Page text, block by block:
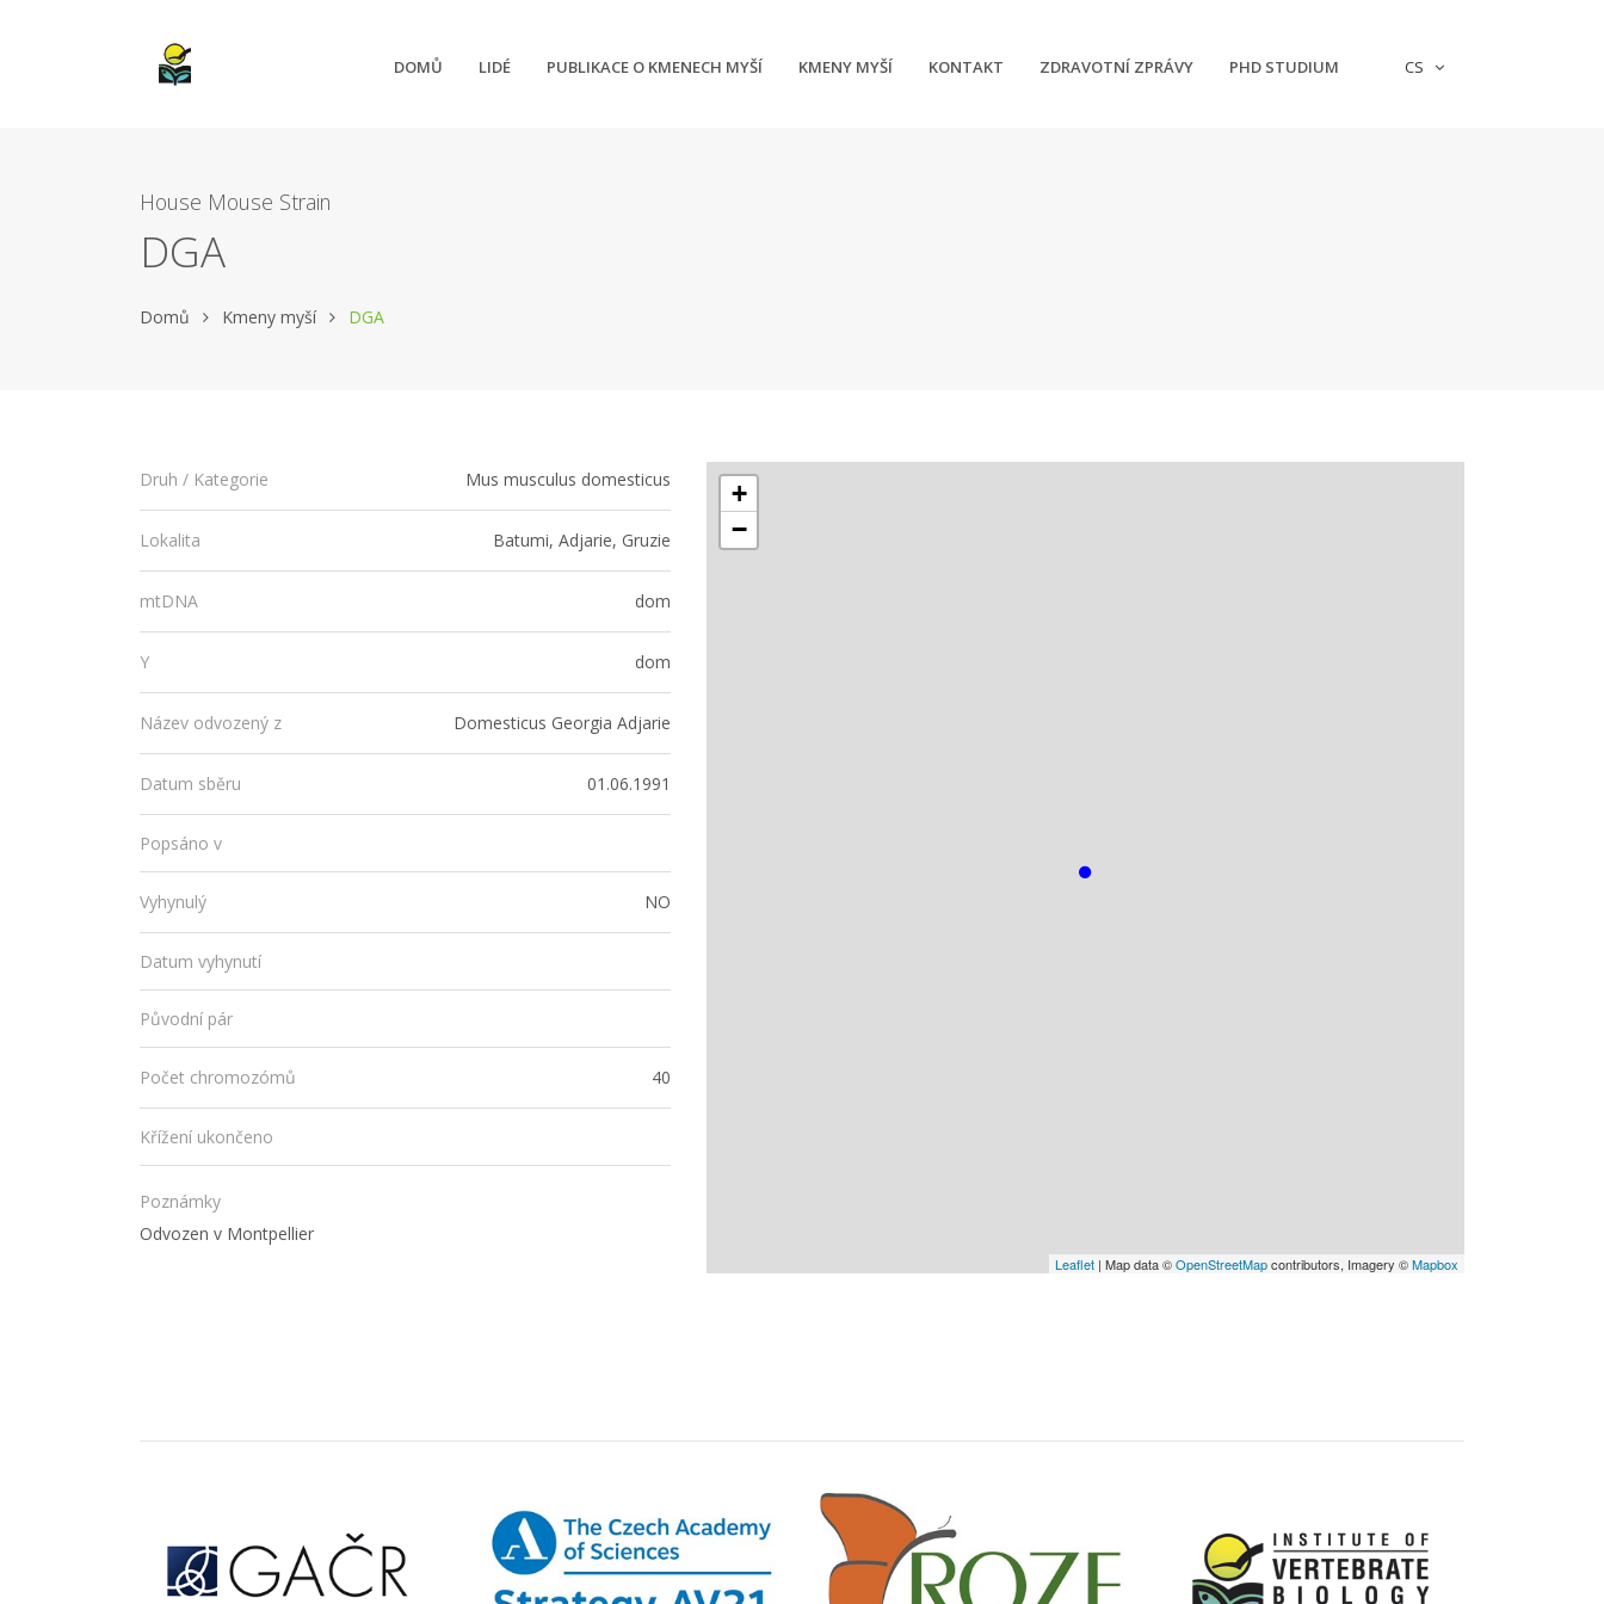
DOMŮ LIDÉ PUBLIKACE O KMENECH MYŠÍ KMENY MYŠÍ KONTAKT ZDRAVOTNÍ ZPRÁVY PHD STUDIUM CS
House Mouse Strain
DGA
Domů Kmeny myší DGA
+
−
Leaflet | Map data ©OpenStreetMapcontributors, Imagery ©Mapbox
Druh / Kategorie Mus musculus domesticus
Lokalita Batumi, Adjarie, Gruzie
mtDNA dom
Y dom
Název odvozený z Domesticus Georgia Adjarie
Datum sběru 01.06.1991
Popsáno v
Vyhynulý NO
Datum vyhynutí
Původní pár
Počet chromozómů 40
Křížení ukončeno
Poznámky
Odvozen v Montpellier